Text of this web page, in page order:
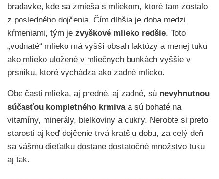
bradavke, kde sa zmieša s mliekom, ktoré tam zostalo
z posledného dojčenia. Čím dlhšia je doba medzi
kŕmeniami, tým je zvyškové mlieko redšie. Toto
„vodnaté“ mlieko má vyšší obsah laktózy a menej tuku
ako mlieko uložené v mliečnych bunkách vyššie v
prsníku, ktoré vychádza ako zadné mlieko.
Obe časti mlieka, aj predné, aj zadné, sú nevyhnutnou
súčasťou kompletného krmivaa sú bohaté na
vitamíny, minerály, bielkoviny a cukry. Nerobte si preto
starosti aj keď dojčenie trvá kratšiu dobu, za celý deň
sa vášmu dieťatku dostane dostatočné množstvo tuku
aj tak.